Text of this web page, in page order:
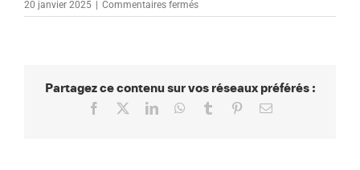
20 janvier 2025 | Commentaires ferméssur
ESPACE
Partagez ce contenu sur vos réseaux préférés :
Facebook LinkedInWhatsApp
Tumblr PinterestEmail